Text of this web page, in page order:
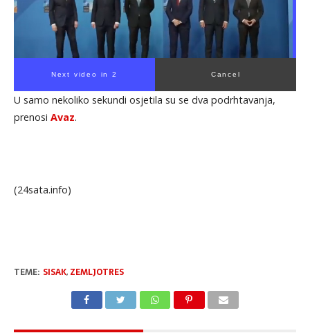
Next video in 1 Cancel
U samo nekoliko sekundi osjetila su se dva podrhtavanja,
prenosi Avaz.
(24sata.info)
TEME: SISAK, ZEMLJOTRES